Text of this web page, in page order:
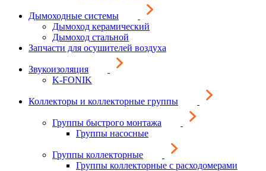
Дымоходные системы
Дымоход керамический
Дымоход стальной
Запчасти для осушителей воздуха
Звукоизоляция
K-FONIK
Коллекторы и коллекторные группы
Группы быстрого монтажа
Группы насосные
Группы коллекторные
Группы коллекторные с расходомерами